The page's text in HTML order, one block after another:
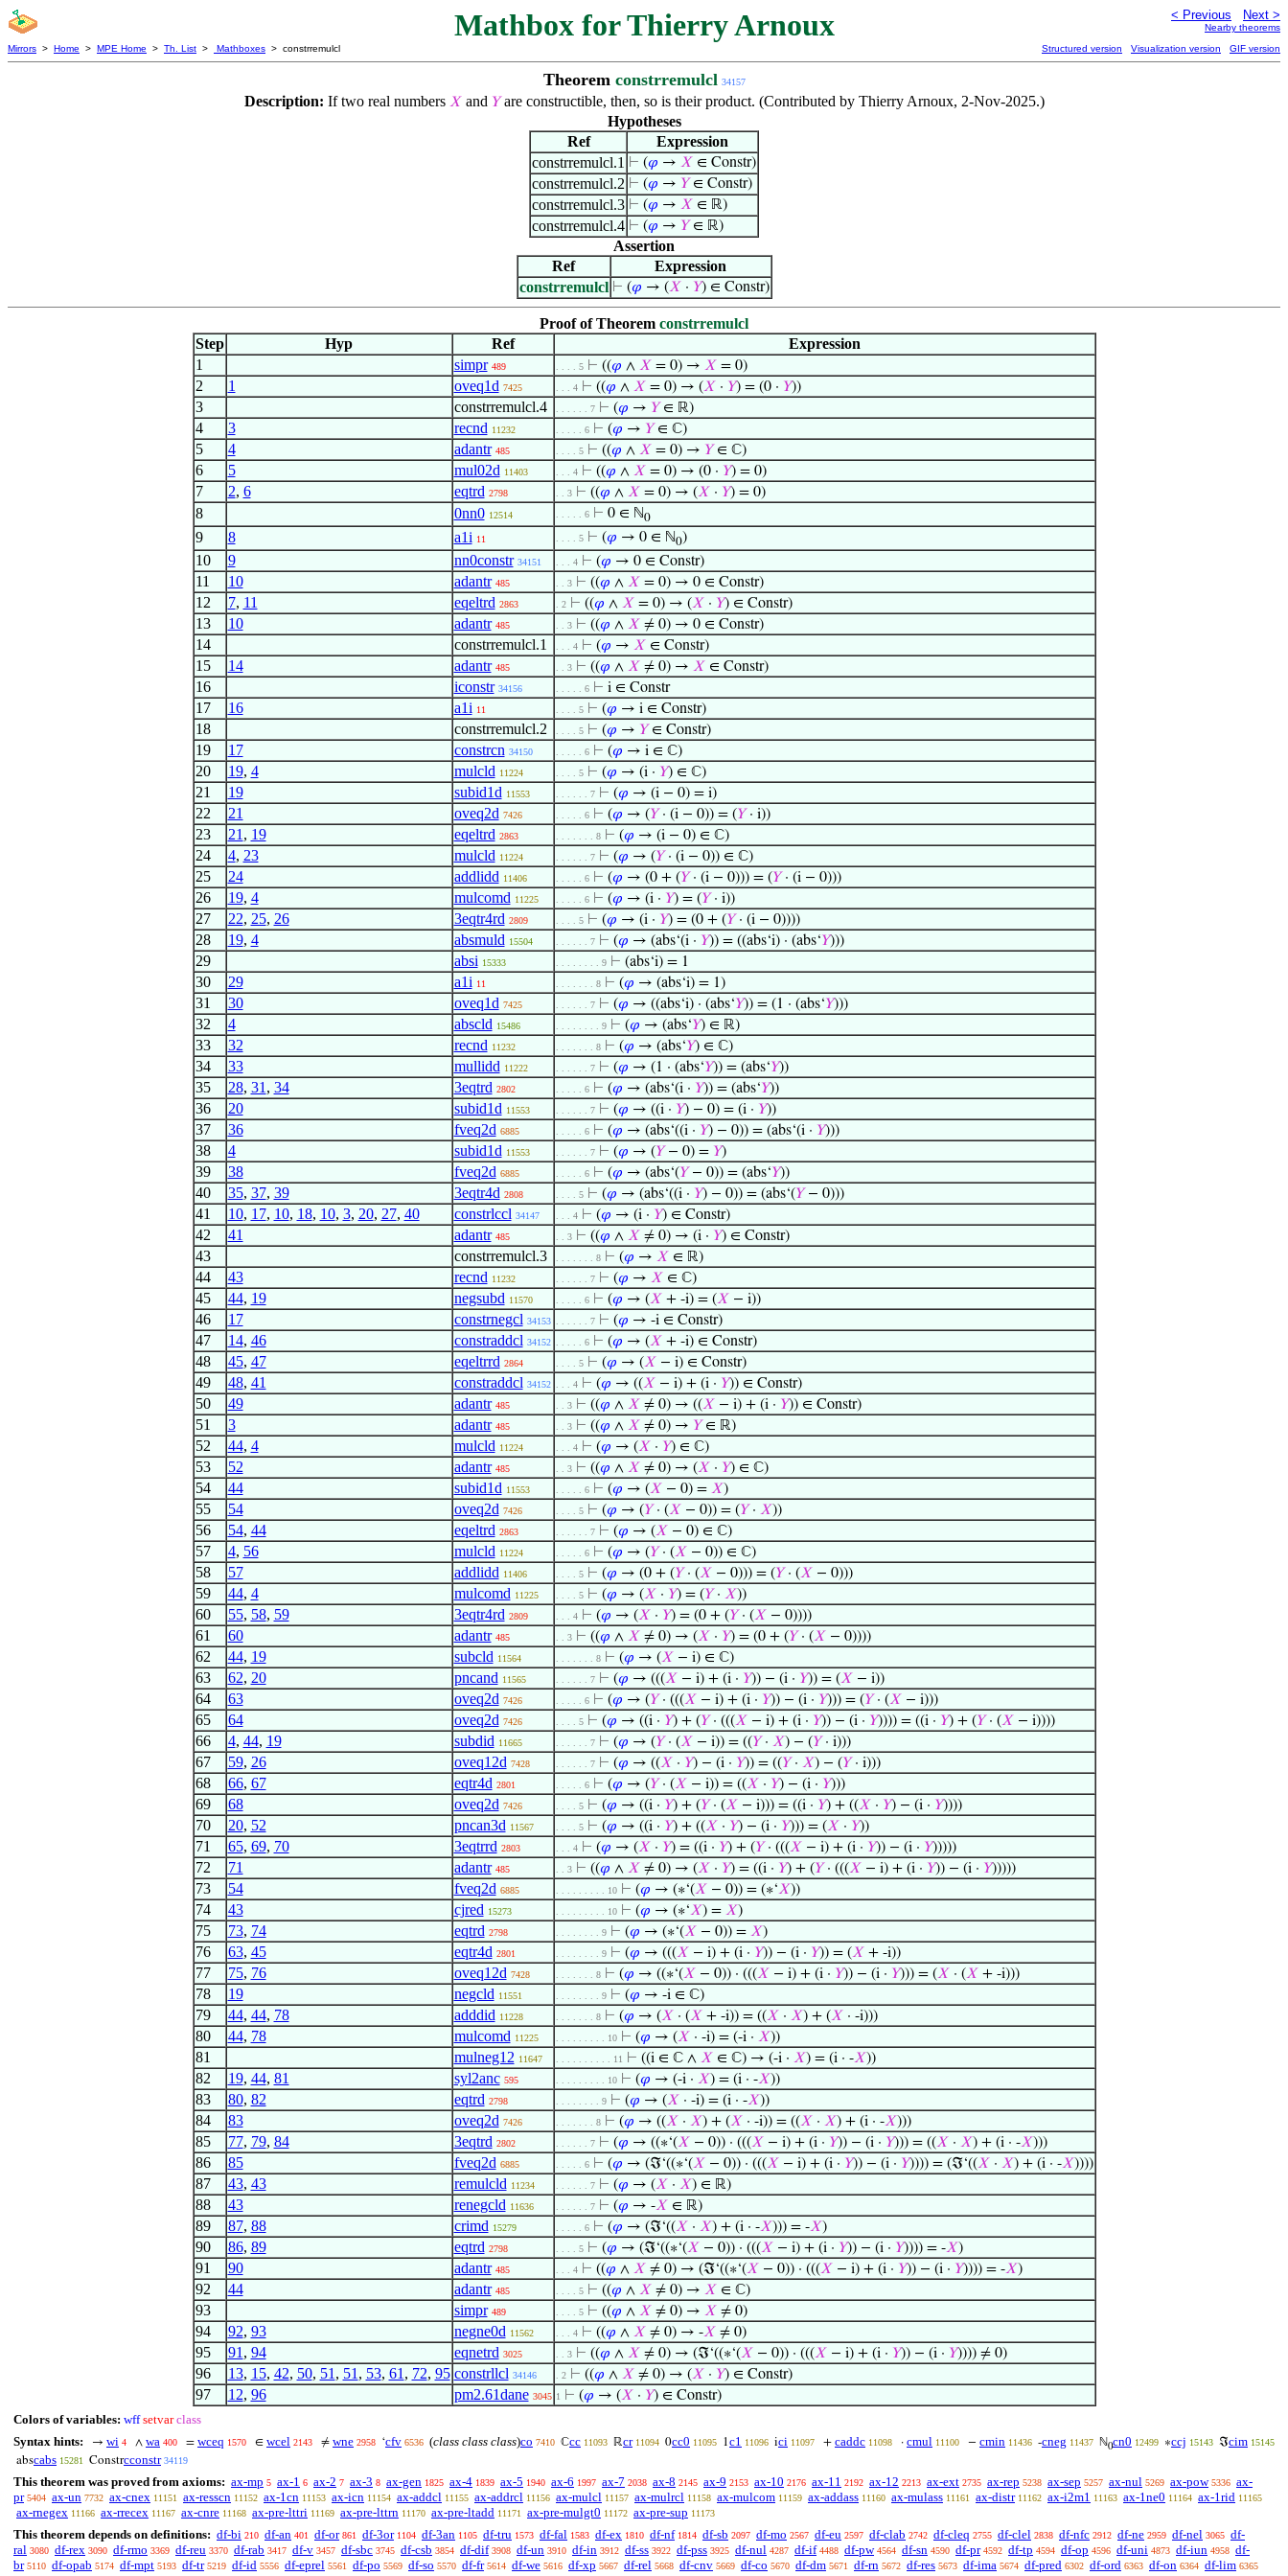
Mathbox for Thierry Arnoux < Previous Next >
Nearby theorems
Mirrors > Home > MPE Home > Th. List > Mathboxes > constrremulcl Structured version Visualization version GIF version
Theorem constrremulcl 34157
Description: If two real numbers 𝑋and 𝑌are constructible, then, so is their product. (Contributed by Thierry Arnoux, 2-Nov-2025.)
Hypotheses
Ref
Expression
constrremulcl.1 ⊢ (𝜑 → 𝑋 ∈ Constr)
constrremulcl.2 ⊢ (𝜑 → 𝑌∈ Constr)
constrremulcl.3 ⊢ (𝜑 → 𝑋 ∈ ℝ)
constrremulcl.4 ⊢ (𝜑 → 𝑌∈ ℝ)
Assertion
Ref
Expression
constrremulcl ⊢ (𝜑 → (𝑋 · 𝑌) ∈ Constr)
Proof of Theorem constrremulcl
Step
Hyp Ref
Expression
1
simpr 489 . . . . 5 ⊢ ((𝜑 ∧ 𝑋 = 0) → 𝑋 = 0)
2 1 oveq1d 7425 . . . 4 ⊢ ((𝜑 ∧ 𝑋 = 0) → (𝑋 · 𝑌) = (0 · 𝑌))
3 constrremulcl.4 . . . . . . 7 ⊢ (𝜑 → 𝑌∈ ℝ)
4 3 recnd 11232 . . . . . 6 ⊢ (𝜑 → 𝑌∈ ℂ)
5 4 adantr 485 . . . . 5 ⊢ ((𝜑 ∧ 𝑋 = 0) → 𝑌∈ ℂ)
6 5 mul02d 11403 . . . 4 ⊢ ((𝜑 ∧ 𝑋 = 0) → (0 · 𝑌) = 0)
7 2, 6 eqtrd 2798 . . 3 ⊢ ((𝜑 ∧ 𝑋 = 0) → (𝑋 · 𝑌) = 0)
8 0nn0 12514 . . . . . 6 ⊢ 0 ∈ ℕ0
9 8 a1i 11 . . . . 5 ⊢ (𝜑 → 0 ∈ ℕ0)
10 9 nn0constr 34151 . . . 4 ⊢ (𝜑 → 0 ∈ Constr)
11 10 adantr 485 . . 3 ⊢ ((𝜑 ∧ 𝑋 = 0) → 0 ∈ Constr)
12 7, 11 eqeltrd 2863 . 2 ⊢ ((𝜑 ∧ 𝑋 = 0) → (𝑋 · 𝑌) ∈ Constr)
13 10 adantr 485 . . 3 ⊢ ((𝜑 ∧ 𝑋 ≠ 0) → 0 ∈ Constr)
14 constrremulcl.1 . . . 4 ⊢ (𝜑 → 𝑋 ∈ Constr)
15 14 adantr 485 . . 3 ⊢ ((𝜑 ∧ 𝑋 ≠ 0) → 𝑋 ∈ Constr)
16 iconstr 34156 . . . . . 6 ⊢ i ∈ Constr
17 16 a1i 11 . . . . 5 ⊢ (𝜑 → i ∈ Constr)
18 constrremulcl.2 . . . . 5 ⊢ (𝜑 → 𝑌∈ Constr)
19 17 constrcn 34150 . . . . . 6 ⊢ (𝜑 → i ∈ ℂ)
20 19, 4 mulcld 11224 . . . . 5 ⊢ (𝜑 → (i · 𝑌) ∈ ℂ)
21 19 subid1d 11553 . . . . . . 7 ⊢ (𝜑 → (i − 0) = i)
22 21 oveq2d 7426 . . . . . 6 ⊢ (𝜑 → (𝑌· (i − 0)) = (𝑌· i))
23 21 , 19 eqeltrd 2863 . . . . . . . 8 ⊢ (𝜑 → (i − 0) ∈ ℂ)
24 4, 23 mulcld 11224 . . . . . . 7 ⊢ (𝜑 → (𝑌· (i − 0)) ∈ ℂ)
25 24 addlidd 11406 . . . . . 6 ⊢ (𝜑 → (0 + (𝑌· (i − 0))) = (𝑌· (i − 0)))
26 19, 4 mulcomd 11225 . . . . . 6 ⊢ (𝜑 → (i · 𝑌) = (𝑌· i))
27 22, 25, 26 3eqtr4rd 2809 . . . . 5 ⊢ (𝜑 → (i · 𝑌) = (0 + (𝑌· (i − 0))))
28 19, 4 absmuld 15504 . . . . . . 7 ⊢ (𝜑 → (abs‘(i · 𝑌)) = ((abs‘i) · (abs‘𝑌)))
29 absi 15333 . . . . . . . . 9 ⊢ (abs‘i) = 1
30 29 a1i 11 . . . . . . . 8 ⊢ (𝜑 → (abs‘i) = 1)
31 30 oveq1d 7425 . . . . . . 7 ⊢ (𝜑 → ((abs‘i) · (abs‘𝑌)) = (1 · (abs‘𝑌)))
32 4 abscld 15486 . . . . . . . . 9 ⊢ (𝜑 → (abs‘𝑌) ∈ ℝ)
33 32 recnd 11232 . . . . . . . 8 ⊢ (𝜑 → (abs‘𝑌) ∈ ℂ)
34 33 mullidd 11222 . . . . . . 7 ⊢ (𝜑 → (1 · (abs‘𝑌)) = (abs‘𝑌))
35 28, 31 , 34 3eqtrd 2802 . . . . . 6 ⊢ (𝜑 → (abs‘(i · 𝑌)) = (abs‘𝑌))
36 20 subid1d 11553 . . . . . . 7 ⊢ (𝜑 → ((i · 𝑌) − 0) = (i · 𝑌))
37 36 fveq2d 6885 . . . . . 6 ⊢ (𝜑 → (abs‘((i · 𝑌) − 0)) = (abs‘(i · 𝑌)))
38 4 subid1d 11553 . . . . . . 7 ⊢ (𝜑 → (𝑌− 0) = 𝑌)
39 38 fveq2d 6885 . . . . . 6 ⊢ (𝜑 → (abs‘(𝑌− 0)) = (abs‘𝑌))
40 35, 37, 39 3eqtr4d 2808 . . . . 5 ⊢ (𝜑 → (abs‘((i · 𝑌) − 0)) = (abs‘(𝑌− 0)))
41 10, 17, 10, 18, 10, 3, 20, 27, 40 constrlccl 34147 . . . 4 ⊢ (𝜑 → (i · 𝑌) ∈ Constr)
42 41 adantr 485 . . 3 ⊢ ((𝜑 ∧ 𝑋 ≠ 0) → (i · 𝑌) ∈ Constr)
43 constrremulcl.3 . . . . . . . 8 ⊢ (𝜑 → 𝑋 ∈ ℝ)
44 43 recnd 11232 . . . . . . 7 ⊢ (𝜑 → 𝑋 ∈ ℂ)
45 44, 19 negsubd 11570 . . . . . 6 ⊢ (𝜑 → (𝑋 + -i) = (𝑋 − i))
46 17 constrnegcl 34153 . . . . . . 7 ⊢ (𝜑 → -i ∈ Constr)
47 14, 46 constraddcl 34152 . . . . . 6 ⊢ (𝜑 → (𝑋 + -i) ∈ Constr)
48 45, 47 eqeltrrd 2864 . . . . 5 ⊢ (𝜑 → (𝑋 − i) ∈ Constr)
49 48, 41 constraddcl 34152 . . . 4 ⊢ (𝜑 → ((𝑋 − i) + (i · 𝑌)) ∈ Constr)
50 49 adantr 485 . . 3 ⊢ ((𝜑 ∧ 𝑋 ≠ 0) → ((𝑋 − i) + (i · 𝑌)) ∈ Constr)
51 3 adantr 485 . . 3 ⊢ ((𝜑 ∧ 𝑋 ≠ 0) → 𝑌∈ ℝ)
52 44, 4 mulcld 11224 . . . 4 ⊢ (𝜑 → (𝑋 · 𝑌) ∈ ℂ)
53 52 adantr 485 . . 3 ⊢ ((𝜑 ∧ 𝑋 ≠ 0) → (𝑋 · 𝑌) ∈ ℂ)
54 44 subid1d 11553 . . . . . 6 ⊢ (𝜑 → (𝑋 − 0) = 𝑋)
55 54 oveq2d 7426 . . . . 5 ⊢ (𝜑 → (𝑌· (𝑋 − 0)) = (𝑌· 𝑋))
56 54, 44 eqeltrd 2863 . . . . . . 7 ⊢ (𝜑 → (𝑋 − 0) ∈ ℂ)
57 4, 56 mulcld 11224 . . . . . 6 ⊢ (𝜑 → (𝑌· (𝑋 − 0)) ∈ ℂ)
58 57 addlidd 11406 . . . . 5 ⊢ (𝜑 → (0 + (𝑌· (𝑋 − 0))) = (𝑌· (𝑋 − 0)))
59 44, 4 mulcomd 11225 . . . . 5 ⊢ (𝜑 → (𝑋 · 𝑌) = (𝑌· 𝑋))
60 55, 58, 59 3eqtr4rd 2809 . . . 4 ⊢ (𝜑 → (𝑋 · 𝑌) = (0 + (𝑌· (𝑋 − 0))))
61 60 adantr 485 . . 3 ⊢ ((𝜑 ∧ 𝑋 ≠ 0) → (𝑋 · 𝑌) = (0 + (𝑌· (𝑋 − 0))))
62 44, 19 subcld 11564 . . . . . . . 8 ⊢ (𝜑 → (𝑋 − i) ∈ ℂ)
63 62, 20 pncand 11565 . . . . . . 7 ⊢ (𝜑 → (((𝑋 − i) + (i · 𝑌)) − (i · 𝑌)) = (𝑋 − i))
64 63 oveq2d 7426 . . . . . 6 ⊢ (𝜑 → (𝑌· (((𝑋 − i) + (i · 𝑌)) − (i · 𝑌))) = (𝑌· (𝑋 − i)))
65 64 oveq2d 7426 . . . . 5 ⊢ (𝜑 → ((i · 𝑌) + (𝑌· (((𝑋 − i) + (i · 𝑌)) − (i · 𝑌)))) = ((i · 𝑌) + (𝑌· (𝑋 − i))))
66 4, 44, 19 subdid 11665 . . . . . . 7 ⊢ (𝜑 → (𝑌· (𝑋 − i)) = ((𝑌· 𝑋) − (𝑌· i)))
67 59, 26 oveq12d 7428 . . . . . . 7 ⊢ (𝜑 → ((𝑋 · 𝑌) − (i · 𝑌)) = ((𝑌· 𝑋) − (𝑌· i)))
68 66, 67 eqtr4d 2801 . . . . . 6 ⊢ (𝜑 → (𝑌· (𝑋 − i)) = ((𝑋 · 𝑌) − (i · 𝑌)))
69 68 oveq2d 7426 . . . . 5 ⊢ (𝜑 → ((i · 𝑌) + (𝑌· (𝑋 − i))) = ((i · 𝑌) + ((𝑋 · 𝑌) − (i · 𝑌))))
70 20, 52 pncan3d 11567 . . . . 5 ⊢ (𝜑 → ((i · 𝑌) + ((𝑋 · 𝑌) − (i · 𝑌))) = (𝑋 · 𝑌))
71 65, 69, 70 3eqtrrd 2803 . . . 4 ⊢ (𝜑 → (𝑋 · 𝑌) = ((i · 𝑌) + (𝑌· (((𝑋 − i) + (i · 𝑌)) − (i · 𝑌)))))
72 71 adantr 485 . . 3 ⊢ ((𝜑 ∧ 𝑋 ≠ 0) → (𝑋 · 𝑌) = ((i · 𝑌) + (𝑌· (((𝑋 − i) + (i · 𝑌)) − (i · 𝑌)))))
73 54 fveq2d 6885 . . . . . . . . . 10 ⊢ (𝜑 → (∗‘(𝑋 − 0)) = (∗‘𝑋))
74 43 cjred 15273 . . . . . . . . . 10 ⊢ (𝜑 → (∗‘𝑋) = 𝑋)
75 73, 74 eqtrd 2798 . . . . . . . . 9 ⊢ (𝜑 → (∗‘(𝑋 − 0)) = 𝑋)
76 63, 45 eqtr4d 2801 . . . . . . . . 9 ⊢ (𝜑 → (((𝑋 − i) + (i · 𝑌)) − (i · 𝑌)) = (𝑋 + -i))
77 75, 76 oveq12d 7428 . . . . . . . 8 ⊢ (𝜑 → ((∗‘(𝑋 − 0)) · (((𝑋 − i) + (i · 𝑌)) − (i · 𝑌))) = (𝑋 · (𝑋 + -i)))
78 19 negcld 11551 . . . . . . . . 9 ⊢ (𝜑 → -i ∈ ℂ)
79 44, 44, 78 adddid 11228 . . . . . . . 8 ⊢ (𝜑 → (𝑋 · (𝑋 + -i)) = ((𝑋 · 𝑋) + (𝑋 · -i)))
80 44, 78 mulcomd 11225 . . . . . . . . . 10 ⊢ (𝜑 → (𝑋 · -i) = (-i · 𝑋))
81 mulneg12 11647 . . . . . . . . . . 11 ⊢ ((i ∈ ℂ ∧ 𝑋 ∈ ℂ) → (-i · 𝑋) = (i · -𝑋))
82 19, 44, 81 syl2anc 595 . . . . . . . . . 10 ⊢ (𝜑 → (-i · 𝑋) = (i · -𝑋))
83 80, 82 eqtrd 2798 . . . . . . . . 9 ⊢ (𝜑 → (𝑋 · -i) = (i · -𝑋))
84 83 oveq2d 7426 . . . . . . . 8 ⊢ (𝜑 → ((𝑋 · 𝑋) + (𝑋 · -i)) = ((𝑋 · 𝑋) + (i · -𝑋)))
85 77, 79, 84 3eqtrd 2802 . . . . . . 7 ⊢ (𝜑 → ((∗‘(𝑋 − 0)) · (((𝑋 − i) + (i · 𝑌)) − (i · 𝑌))) = ((𝑋 · 𝑋) + (i · -𝑋)))
86 85 fveq2d 6885 . . . . . 6 ⊢ (𝜑 → (ℑ‘((∗‘(𝑋 − 0)) · (((𝑋 − i) + (i · 𝑌)) − (i · 𝑌)))) = (ℑ‘((𝑋 · 𝑋) + (i · -𝑋))))
87 43, 43 remulcld 11234 . . . . . . 7 ⊢ (𝜑 → (𝑋 · 𝑋) ∈ ℝ)
88 43 renegcld 11636 . . . . . . 7 ⊢ (𝜑 → -𝑋 ∈ ℝ)
89 87, 88 crimd 15279 . . . . . 6 ⊢ (𝜑 → (ℑ‘((𝑋 · 𝑋) + (i · -𝑋))) = -𝑋)
90 86, 89 eqtrd 2798 . . . . 5 ⊢ (𝜑 → (ℑ‘((∗‘(𝑋 − 0)) · (((𝑋 − i) + (i · 𝑌)) − (i · 𝑌)))) = -𝑋)
91 90 adantr 485 . . . 4 ⊢ ((𝜑 ∧ 𝑋 ≠ 0) → (ℑ‘((∗‘(𝑋 − 0)) · (((𝑋 − i) + (i · 𝑌)) − (i · 𝑌)))) = -𝑋)
92 44 adantr 485 . . . . 5 ⊢ ((𝜑 ∧ 𝑋 ≠ 0) → 𝑋 ∈ ℂ)
93 simpr 489 . . . . 5 ⊢ ((𝜑 ∧ 𝑋 ≠ 0) → 𝑋 ≠ 0)
94 92, 93 negne0d 11562 . . . 4 ⊢ ((𝜑 ∧ 𝑋 ≠ 0) → -𝑋 ≠ 0)
95 91 , 94 eqnetrd 3025 . . 3 ⊢ ((𝜑 ∧ 𝑋 ≠ 0) → (ℑ‘((∗‘(𝑋 − 0)) · (((𝑋 − i) + (i · 𝑌)) − (i · 𝑌)))) ≠ 0)
96 13, 15, 42, 50, 51 , 51 , 53, 61 , 72, 95 constrllcl 34146 . 2 ⊢ ((𝜑 ∧ 𝑋 ≠ 0) → (𝑋 · 𝑌) ∈ Constr)
97 12, 96 pm2.61dane 3045 1 ⊢ (𝜑 → (𝑋 · 𝑌) ∈ Constr)
Colors of variables: wff setvar class
Syntax hints:
→ wi 4 ∧ wa 400 = wceq 1570 ∈ wcel 2143 ≠ wne 2958 ‘cfv 6536 (class class class)co 7410 ℂcc 11093 ℝcr 11094 0cc0 11095 1c1 11096 ici 11097 + caddc 11098 · cmul 11100 − cmin 11436 -cneg 11437 ℕ0cn0 12499 ∗ccj 15143 ℑcim 15145
abscabs 15281 Constrcconstr 34119
This theorem was proved from axioms: ax-mp 5 ax-1 6 ax-2 7 ax-3 8 ax-gen 1825 ax-4 1839 ax-5 1940 ax-6 1997 ax-7 2038 ax-8 2145 ax-9 2153 ax-10 2176 ax-11 2192 ax-12 2213 ax-ext 2735 ax-rep 5238 ax-sep 5257 ax-nul 5269 ax-pow 5336 ax-
pr 5404 ax-un 7732 ax-cnex 11151 ax-resscn 11152 ax-1cn 11153 ax-icn 11154 ax-addcl 11155 ax-addrcl 11156 ax-mulcl 11157 ax-mulrcl 11158 ax-mulcom 11159 ax-addass 11160 ax-mulass 11161 ax-distr 11162 ax-i2m1 11163 ax-1ne0 11164 ax-1rid 11165
ax-rnegex 11166 ax-rrecex 11167 ax-cnre 11168 ax-pre-lttri 11169 ax-pre-lttrn 11170 ax-pre-ltadd 11171 ax-pre-mulgt0 11172 ax-pre-sup 11173
This theorem depends on definitions: df-bi 210 df-an 401 df-or 861 df-3or 1104 df-3an 1105 df-tru 1573 df-fal 1583 df-ex 1810 df-nf 1814 df-sb 2097 df-mo 2567 df-eu 2597 df-clab 2742 df-cleq 2755 df-clel 2838 df-nfc 2912 df-ne 2959 df-nel 3065 df-
ral 3080 df-rex 3090 df-rmo 3369 df-reu 3370 df-rab 3417 df-v 3457 df-sbc 3745 df-csb 3854 df-dif 3908 df-un 3910 df-in 3912 df-ss 3922 df-pss 3925 df-nul 4287 df-if 4488 df-pw 4564 df-sn 4590 df-pr 4592 df-tp 4594 df-op 4596 df-uni 4873 df-iun 4958 df-
br 5110 df-opab 5174 df-mpt 5193 df-tr 5219 df-id 5556 df-eprel 5561 df-po 5569 df-so 5570 df-fr 5614 df-we 5616 df-xp 5667 df-rel 5668 df-cnv 5669 df-co 5670 df-dm 5671 df-rn 5672 df-res 5673 df-ima 5674 df-pred 6302 df-ord 6363 df-on 6364 df-lim 6365